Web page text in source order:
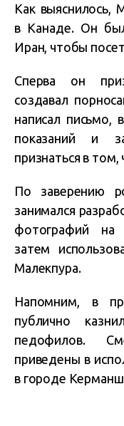
Как выяснилось,
в Канаде. Он
Иран, чтобы
Сперва он
создавал
написал письмо,
показаний и
признаться в том,
По заверению
занимался
фотографий на
затем
Малекпура.
Напомним, в
публично
педофилов.
приведены в
в городе